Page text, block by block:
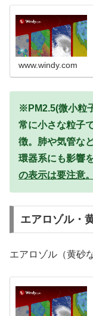
www.windy.com
※PM2.5(微小粒
常に小さな粒子
徴。肺や気管な
環器系にも影響
の表示は要注意。
エアロゾル・
エアロゾル（黄砂